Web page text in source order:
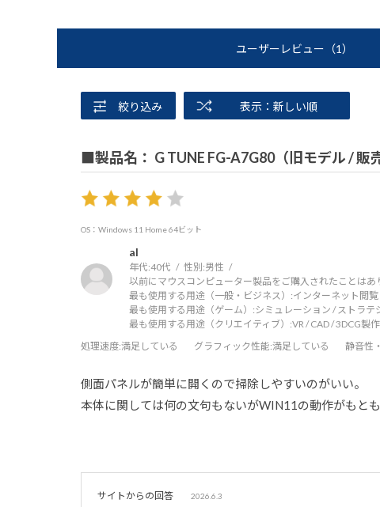
ユーザーレビュー （1）
絞り込み 表示：新しい順
■製品名： G TUNE FG-A7G80（旧モデル / 販
OS：Windows 11 Home 64ビット
al
年代:40代 性別:男性
以前にマウスコンピューター製品をご購入されたことはあ
最も使用する用途（一般・ビジネス）:インターネット閲覧
最も使用する用途（ゲーム）:シミュレーション / ストラテ
最も使用する用途（クリエイティブ）:VR / CAD / 3DCG製作
処理速度:満足している グラフィック性能:満足している 静音性
側面パネルが簡単に開くので掃除しやすいのがいい。
本体に関しては何の文句もないがWIN11の動作がもと
サイトからの回答 2026.6.3